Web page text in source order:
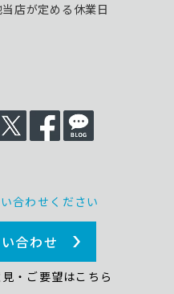
店が定める休業日
合わせください
合わせ
・ご要望はこちら